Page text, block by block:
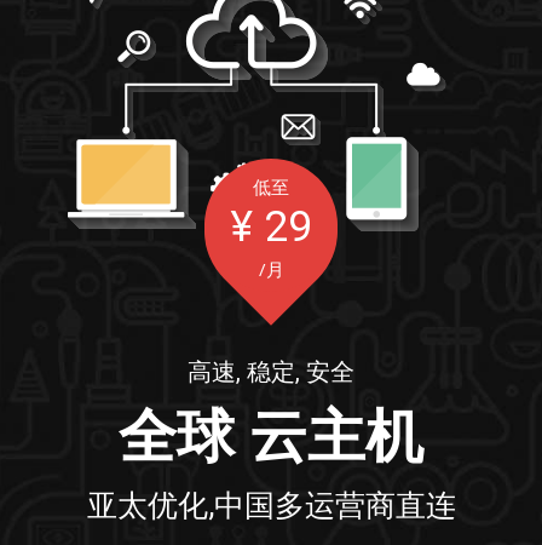
低至
¥ 29
/月
高速, 稳定, 安全
全球 云主机
亚太优化,中国多运营商直连